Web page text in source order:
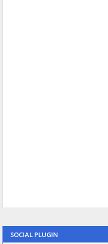
SOCIAL PLUGIN